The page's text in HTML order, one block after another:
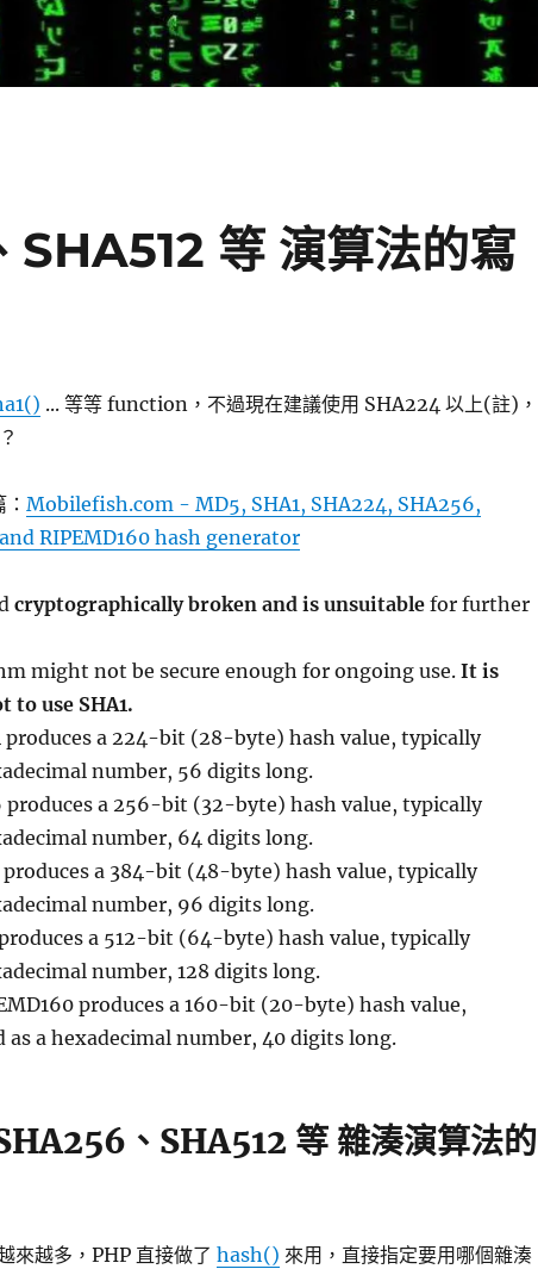
等 演算法的寫
... 等等 function，不過現在建議使用 SHA224 以上(註)，
Mobilefish.com - MD5, SHA1, SHA224, SHA256,
RIPEMD160 hash generator
cryptographically broken and is unsuitablefor further
might not be secure enough for ongoing use. It is
to use SHA1.
produces a 224-bit (28-byte) hash value, typically
number, 56 digits long.
produces a 256-bit (32-byte) hash value, typically
number, 64 digits long.
produces a 384-bit (48-byte) hash value, typically
number, 96 digits long.
a 512-bit (64-byte) hash value, typically
number, 128 digits long.
produces a 160-bit (20-byte) hash value,
as a hexadecimal number, 40 digits long.
、SHA512 等 雜湊演算法的
來越多，PHP 直接做了 hash() 來用，直接指定要用哪個雜湊